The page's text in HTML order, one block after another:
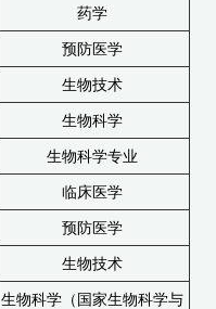
药学
预防医学
生物技术
生物科学
生物科学专业
临床医学
预防医学
生物技术
生物科学（国家生物科学与